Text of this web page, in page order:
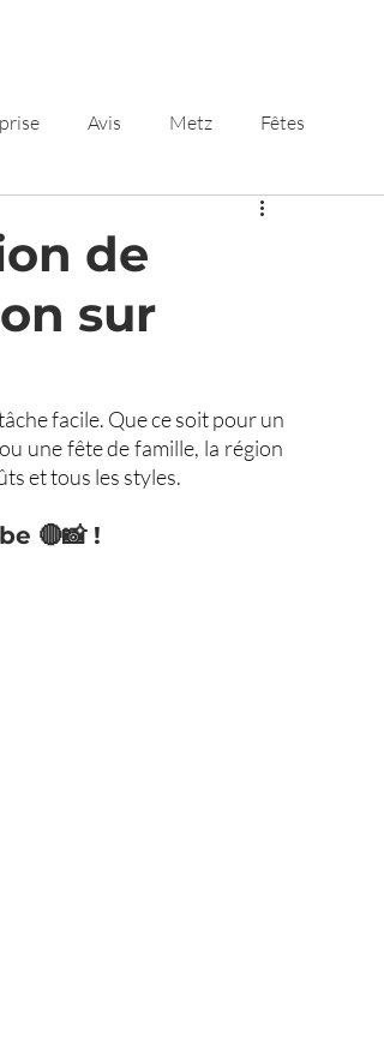
Avis Metz Fêtes
de
sur
une fête de famille, la région
et tous les styles.
🔴📸 !